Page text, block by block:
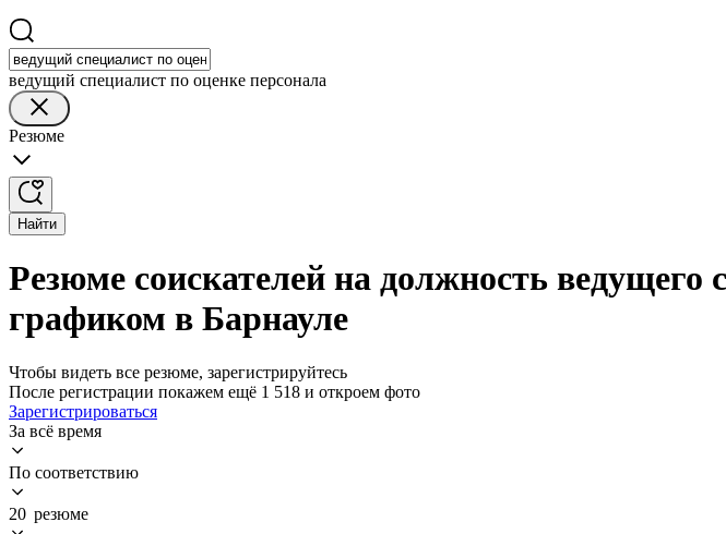
ведущий специалист по оценке персонала
Резюме
Найти
Резюме соискателей на должность ведущего
графиком в Барнауле
Чтобы видеть все резюме, зарегистрируйтесь
После регистрации покажем ещё 1 518 и откроем фото
Зарегистрироваться
За всё время
По соответствию
20 резюме